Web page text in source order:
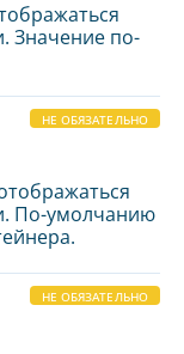
Значение по-
По-умолчанию
НЕ ОБЯЗАТЕЛЬНО
НЕ ОБЯЗАТЕЛЬНО